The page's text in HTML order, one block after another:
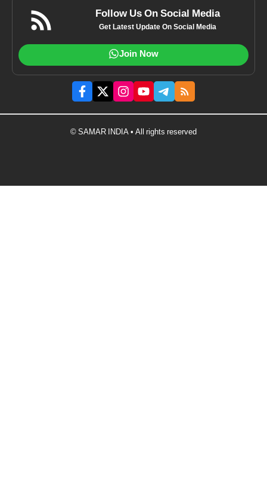
Follow Us On Social Media
Get Latest Update On Social Media
Join Now
© SAMAR INDIA • All rights reserved